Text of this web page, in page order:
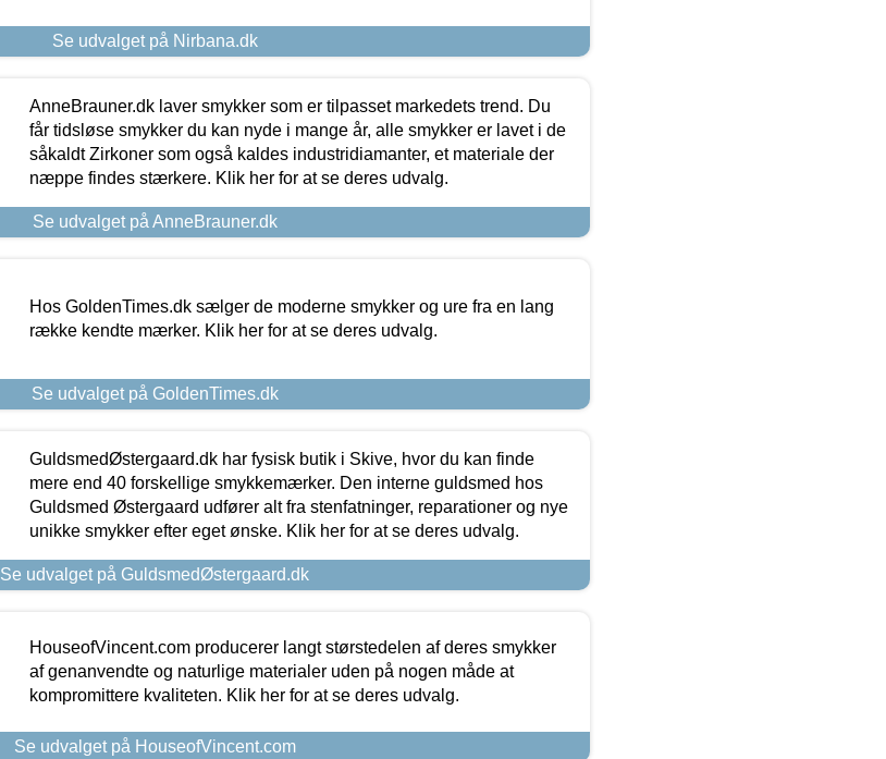
Se udvalget på Nirbana.dk
AnneBrauner.dk laver smykker som er tilpasset markedets trend. Du
får tidsløse smykker du kan nyde i mange år, alle smykker er lavet i de
såkaldt Zirkoner som også kaldes industridiamanter, et materiale der
næppe findes stærkere. Klik her for at se deres udvalg.
Se udvalget på AnneBrauner.dk
Hos GoldenTimes.dk sælger de moderne smykker og ure fra en lang
række kendte mærker. Klik her for at se deres udvalg.
Se udvalget på GoldenTimes.dk
GuldsmedØstergaard.dk har fysisk butik i Skive, hvor du kan finde
mere end 40 forskellige smykkemærker. Den interne guldsmed hos
Guldsmed Østergaard udfører alt fra stenfatninger, reparationer og nye
unikke smykker efter eget ønske. Klik her for at se deres udvalg.
Se udvalget på GuldsmedØstergaard.dk
HouseofVincent.com producerer langt størstedelen af deres smykker
af genanvendte og naturlige materialer uden på nogen måde at
kompromittere kvaliteten. Klik her for at se deres udvalg.
Se udvalget på HouseofVincent.com